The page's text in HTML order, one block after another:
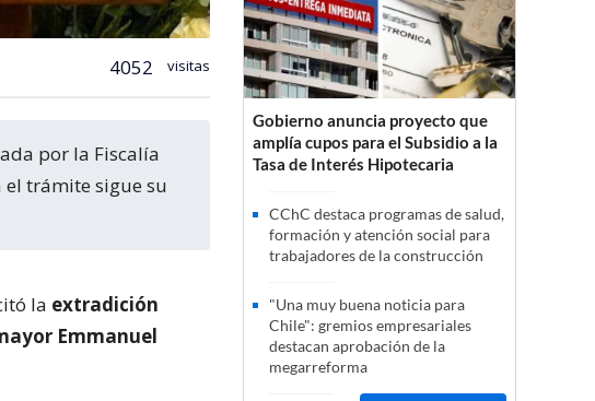
4052 visitas
el trámite sigue su
la extradición
Emmanuel
Gobierno anuncia proyecto que
amplía cupos para el Subsidio a la
Tasa de Interés Hipotecaria
CChC destaca programas de salud,
formación y atención social para
trabajadores de la construcción
"Una muy buena noticia para
Chile": gremios empresariales
destacan aprobación de la
megarreforma